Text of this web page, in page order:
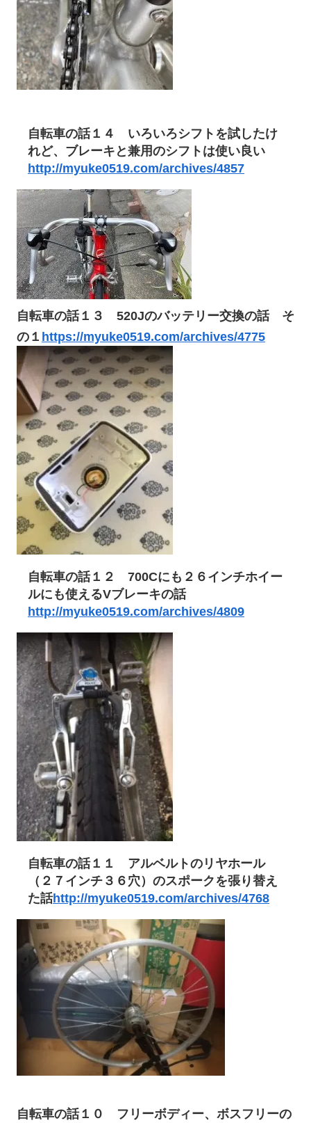
自転車の話１４ いろいろシフトを試したけ
れど、ブレーキと兼用のシフトは使い良い
http://myuke0519.com/archives/4857
自転車の話１３ 520Jのバッテリー交換の話 そ
の１ https://myuke0519.com/archives/4775
自転車の話１２ 700Cにも２６インチホイー
ルにも使えるVブレーキの話
http://myuke0519.com/archives/4809
自転車の話１１ アルベルトのリヤホール
（２７インチ３６穴）のスポークを張り替え
た話http://myuke0519.com/archives/4768
自転車の話１０ フリーボディー、ボスフリーの